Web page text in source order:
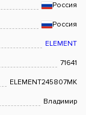
Россия
Россия
ELEMENT
71641
ELEMENT245807MK
Владимир